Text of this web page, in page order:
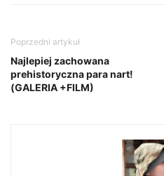
Poprzedni artykuł
Najlepiej zachowana
prehistoryczna para nart!
(GALERIA +FILM)